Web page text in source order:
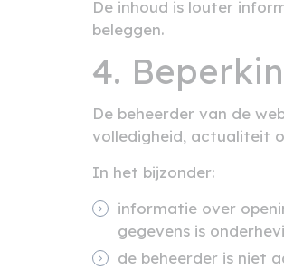
De inhoud is louter
beleggen.
4.
De beheerder van de
volledigheid, actualiteit
In het bijzonder:
informatie over
gegevens is
de beheerder is niet